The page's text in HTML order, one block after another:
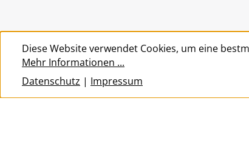
zur Kenntnis genommen und
dieAGBgelesen und bin mit
ihnen einverstanden.
die oben abgebildeten Zeichen
ein*
Pflichtfelder.
© 2026 Wolkengarage - with
Diese Website verwendet Cookies, um eine
Mehr Informationen ...
Datenschutz | Impressum